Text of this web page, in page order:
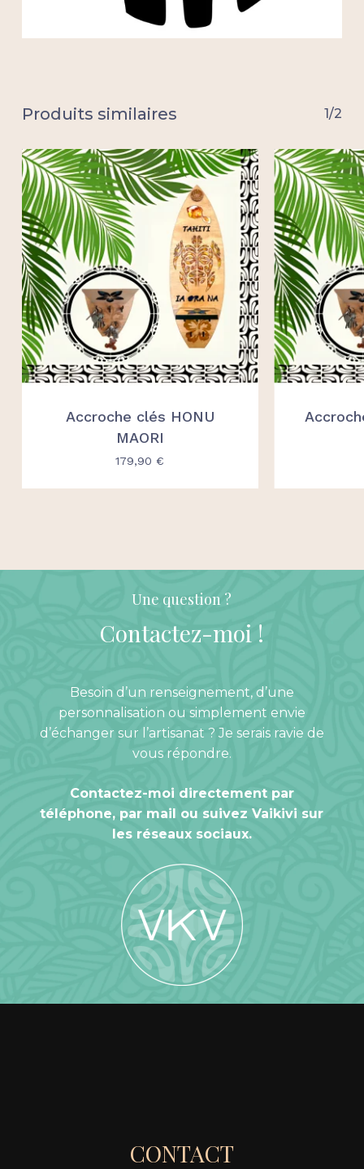
Produits similaires 1/2
Accroche clés HONU
MAORI
179,90€
Une question ?
Contactez-moi !
Besoin d’un renseignement, d’une
personnalisation ou simplement envie
d’échanger sur l’artisanat ? Je serais ravie de
vous répondre.
Contactez-moi directement par
téléphone, par mail ou suivez Vaikivi sur
les réseaux sociaux.
CONTACT